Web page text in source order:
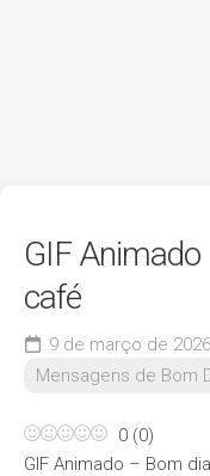
GIF
café
9 de março de 2026
Mensagens de Bom
0 (0)
GIF Animado – Bom